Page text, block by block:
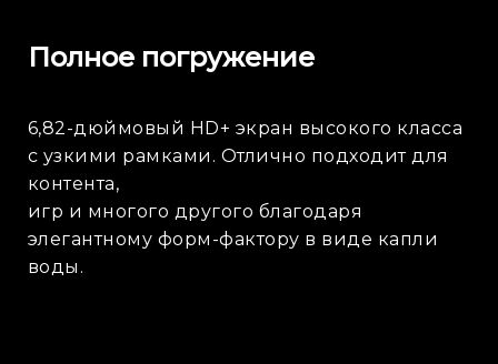
Полное погружение
6,82-дюймовый HD+ экран высокого класса
с узкими рамками. Отлично подходит для
контента,
игр и многого другого благодаря
элегантному форм-фактору в виде капли
воды.